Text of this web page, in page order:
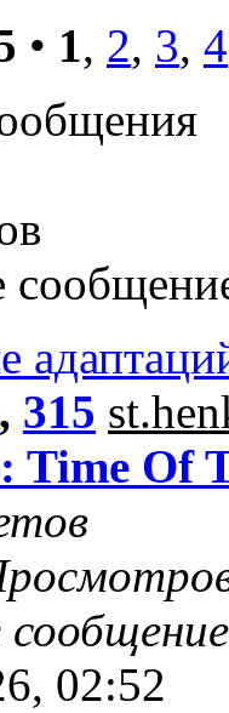
• 1, 2, 3, 4
, 315
Time Of
02:52